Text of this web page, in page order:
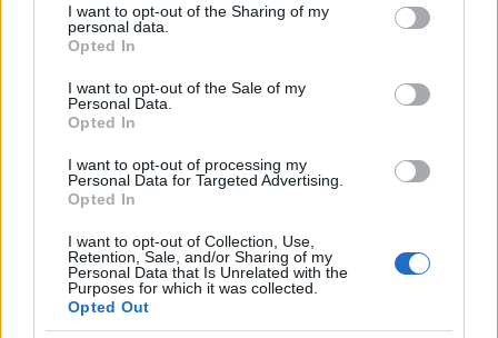
not limited to your visit or usage behaviour. You may click to
grant or deny consent to Google and its third-party tags to
use your data for below specified purposes in below Google
consent section.
I want to opt-out of the Sharing of my
personal data.
Opted In
I want to opt-out of the Sale of my
Personal Data.
Opted In
I want to opt-out of processing my
Personal Data for Targeted Advertising.
Opted In
I want to opt-out of Collection, Use,
Retention, Sale, and/or Sharing of my
Personal Data that Is Unrelated with the
Purposes for which it was collected.
Opted Out
Egy korábbi spanyol barátom szüleinél történt
mindez. Szörnyen kínlódtam, mert minden
egyik este például már jó ideje ismételgettem egy
spanyol mondatot magamban, mire végre
rászántam magam, és feltettem a kérdést: „Que es
cono?” – mire mindenki padlót fogott a röhögéstől.
Én pedig majd elsüllyedtem szégyenemben, amikor
szembesítettek vele, hogy mit is sikerült kinyögnöm
a hatalmas rákészülés után. Hát annyit, hogy „Mi a
p*csa?” �
Megtörni a jeget